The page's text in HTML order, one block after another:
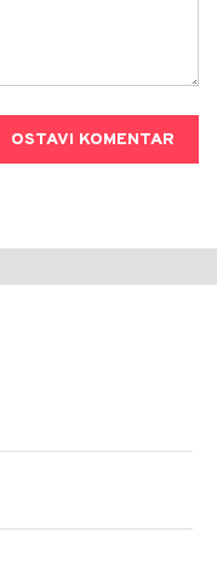
OSTAVI KOMENTAR